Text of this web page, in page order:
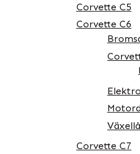
Corvette C5
Corvette C6
Corvette C7